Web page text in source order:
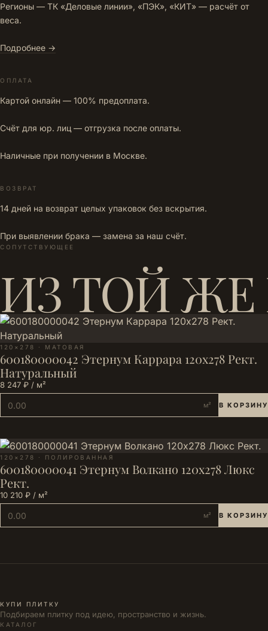
Регионы — ТК «Деловые линии», «ПЭК», «КИТ» — расчёт от
веса.
Подробнее →
ОПЛАТА
Картой онлайн — 100% предоплата.
Счёт для юр. лиц — отгрузка после оплаты.
Наличные при получении в Москве.
ВОЗВРАТ
14 дней на возврат целых упаковок без вскрытия.
При выявлении брака — замена за наш счёт.
СОПУТСТВУЮЩЕЕ
ИЗ ТОЙ ЖЕ
120×278 · МАТОВАЯ
600180000042 Этернум Каррара 120х278 Рект.
Натуральный
8 247 ₽ / м²
м² В КОРЗИНУ
120×278 · ПОЛИРОВАННАЯ
600180000041 Этернум Волкано 120х278 Люкс
Рект.
10 210 ₽ / м²
м² В КОРЗИНУ
КУПИ ПЛИТКУ
Подбираем плитку под идею, пространство и жизнь.
КАТАЛОГ